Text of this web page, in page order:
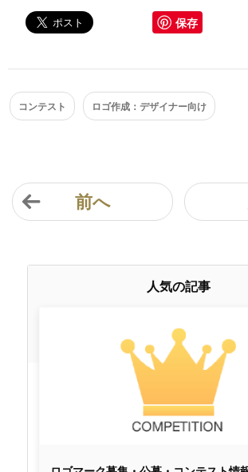
保存
コンテスト ロゴ作成：デザイナー向け
前へ
人気の記事